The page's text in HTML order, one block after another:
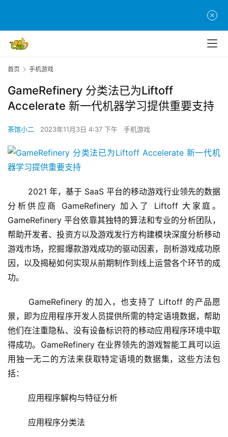
首页 手机游戏
GameRefinery 分类法已为Liftoff
Accelerate 新一代机器学习提供重要支持
茶馆小二 2023年11月3日 4:37 下午 手机游戏
分析供应商 GameRefinery 加入了 Liftoff 大家庭。
GameRefinery 平台依靠其独特的算法和专业的分析团队，
帮助开发者、投资方以及游戏发行方构建模块深度分析移动
游戏市场，挖掘爆款游戏成功的驱动因素，剖析游戏成功原
因，以及揭秘如何实现从前期制作到线上运营各个环节的成
功。
景，即为应用程序开发人员提供所需的特定语境数据，帮助
他们在注重隐私、没有设备标识符的移动应用程序环境中取
得成功。GameRefinery 在业界领先的游戏智能工具可以运
用独一无二的方法来获取特定语境的数据集，这些方法包
括：
	应用程序解构与特征分析
	应用程序分类法